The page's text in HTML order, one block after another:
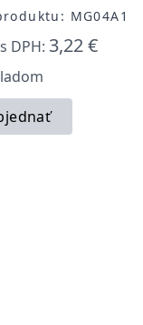
DPH: 3,22 €